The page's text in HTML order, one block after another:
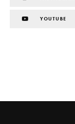
YOUTUBE